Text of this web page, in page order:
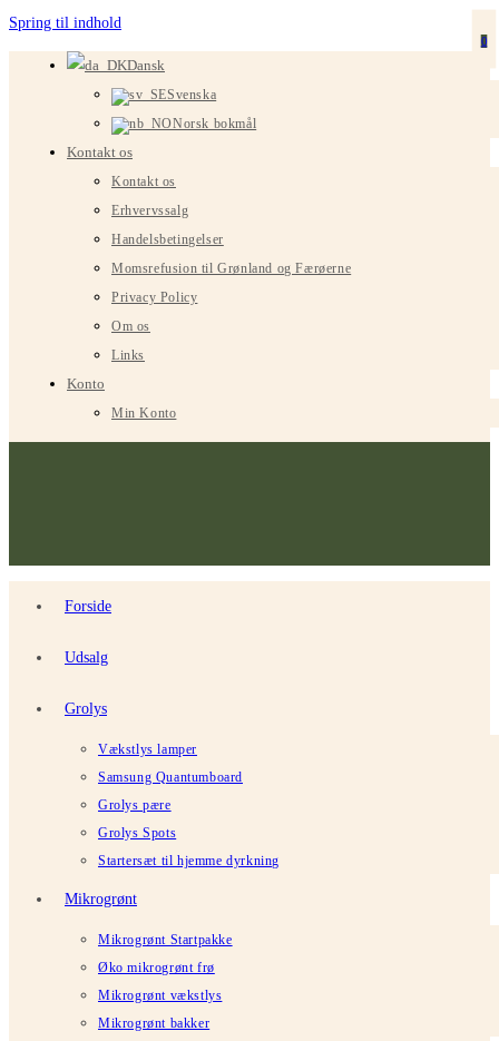
Spring til indhold
Dansk
Svenska
Norsk bokmål
Kontakt os
Kontakt os
Erhvervssalg
Handelsbetingelser
Momsrefusion til Grønland og Færøerne
Privacy Policy
Om os
Links
Konto
Min Konto
Forside
Udsalg
Grolys
Vækstlys lamper
Samsung Quantumboard
Grolys pære
Grolys Spots
Startersæt til hjemme dyrkning
Mikrogrønt
Mikrogrønt Startpakke
Øko mikrogrønt frø
Mikrogrønt vækstlys
Mikrogrønt bakker
0